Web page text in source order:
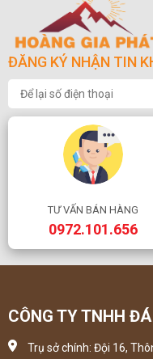
ĐĂNG KÝ NHẬN TIN
TƯ VẤN BÁN HÀNG
0972.101.656
CÔNG TY TNHH
Trụ sở chính: Đội 16,